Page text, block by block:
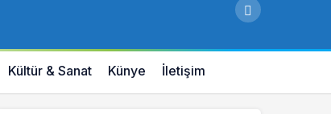
Kültür & Sanat Künye İletişim